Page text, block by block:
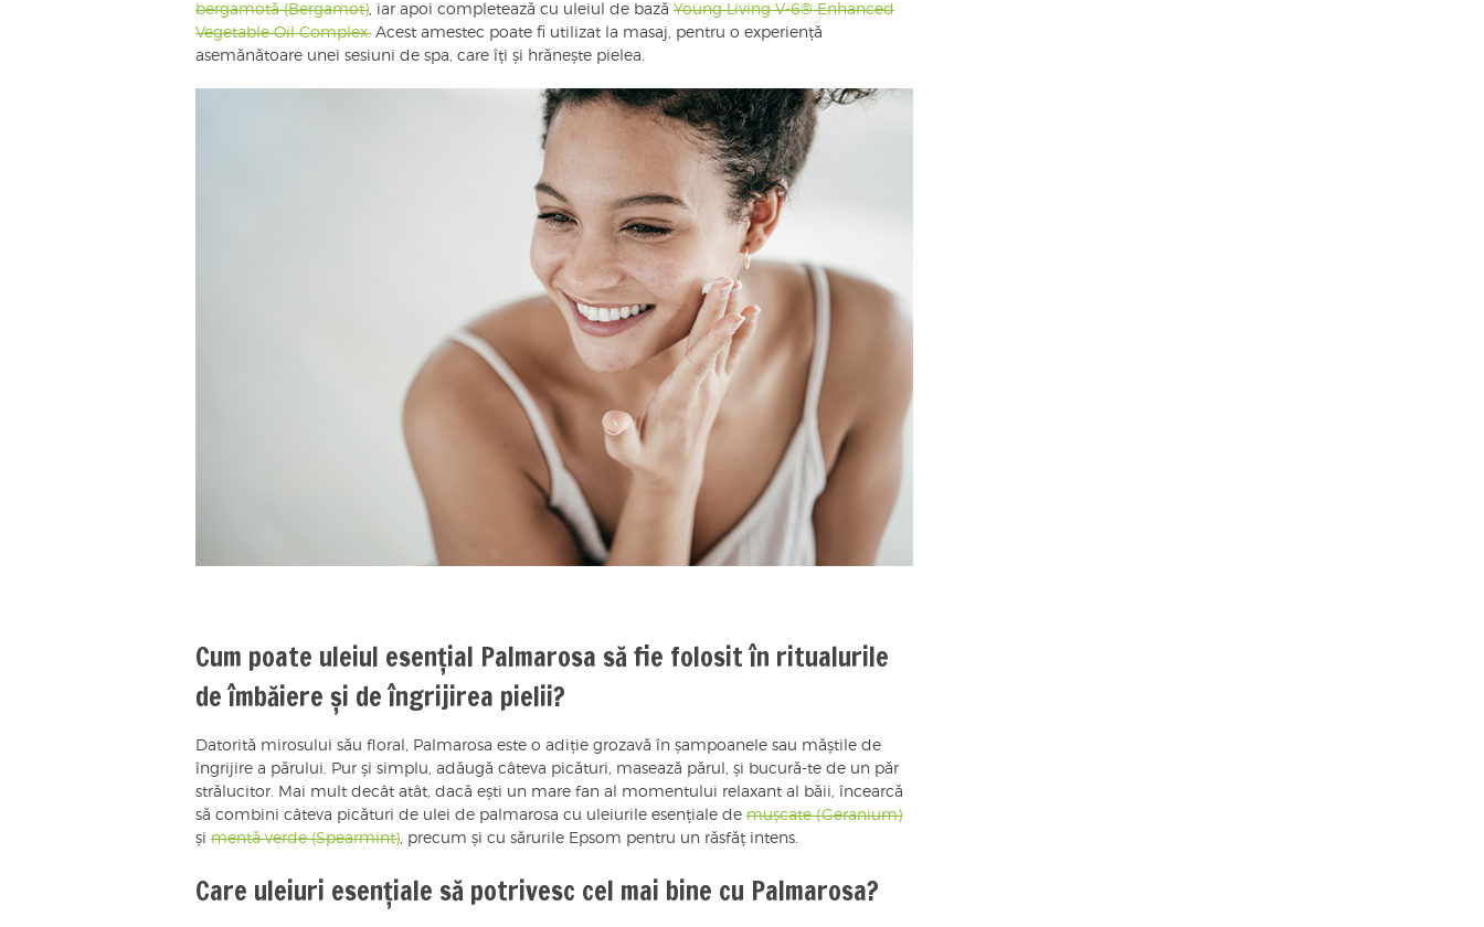
bergamotă (Bergamot), iar apoi completează cu uleiul de bază Young Living V-6® Enhanced
Vegetable Oil Complex. Acest amestec poate fi utilizat la masaj, pentru o experiență
asemănătoare unei sesiuni de spa, care îți și hrănește pielea.
Cum poate uleiul esențial Palmarosa să fie folosit în ritualurile
de îmbăiere și de îngrijirea pielii?
Datorită mirosului său floral, Palmarosa este o adiție grozavă în șampoanele sau măștile de
îngrijire a părului. Pur și simplu, adăugă câteva picături, masează părul, și bucură-te de un păr
strălucitor. Mai mult decât atât, dacă ești un mare fan al momentului relaxant al băii, încearcă
să combini câteva picături de ulei de palmarosa cu uleiurile esențiale de mușcate (Geranium)
și mentă verde (Spearmint), precum și cu sărurile Epsom pentru un răsfăț intens.
Care uleiuri esențiale să potrivesc cel mai bine cu Palmarosa?